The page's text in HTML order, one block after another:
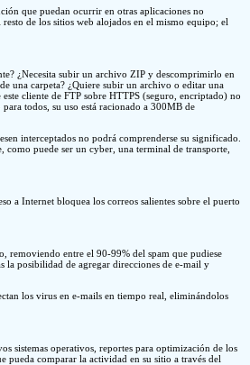
que puedan ocurrir en otras aplicaciones no
de los sitios web alojados en el mismo equipo; el
¿Necesita subir un archivo ZIP y descomprimirlo en
una carpeta? ¿Quiere subir un archivo o editar una
cliente de FTP sobre HTTPS (seguro, encriptado) no
todos, su uso está racionado a 300MB de
interceptados no podrá comprenderse su significado.
puede ser un cyber, una terminal de transporte,
a Internet bloquea los correos salientes sobre el puerto
removiendo entre el 90-99% del spam que pudiese
la posibilidad de agregar direcciones de e-mail y
los virus en e-mails en tiempo real, eliminándolos
sistemas operativos, reportes para optimización de los
pueda comparar la actividad en su sitio a través del